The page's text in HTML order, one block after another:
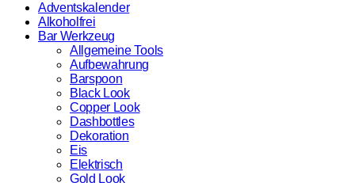
Adventskalender
Alkoholfrei
Bar Werkzeug
Allgemeine Tools
Aufbewahrung
Barspoon
Black Look
Copper Look
Dashbottles
Dekoration
Eis
Elektrisch
Gold Look